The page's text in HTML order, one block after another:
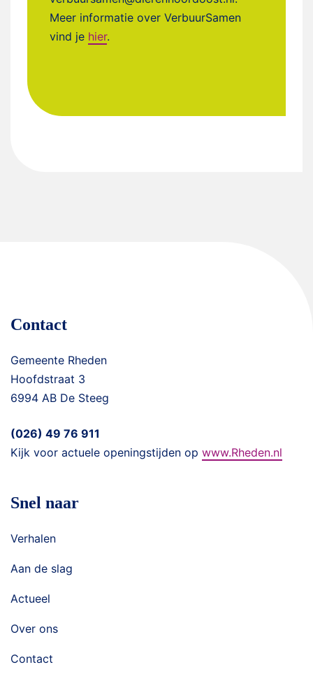
Meer informatie over VerbuurSamen
vind je hier.
Contact
Gemeente Rheden
Hoofdstraat 3
6994 AB De Steeg
(026) 49 76 911
Kijk voor actuele openingstijden op www.Rheden.nl
Snel naar
Verhalen
Aan de slag
Actueel
Over ons
Contact